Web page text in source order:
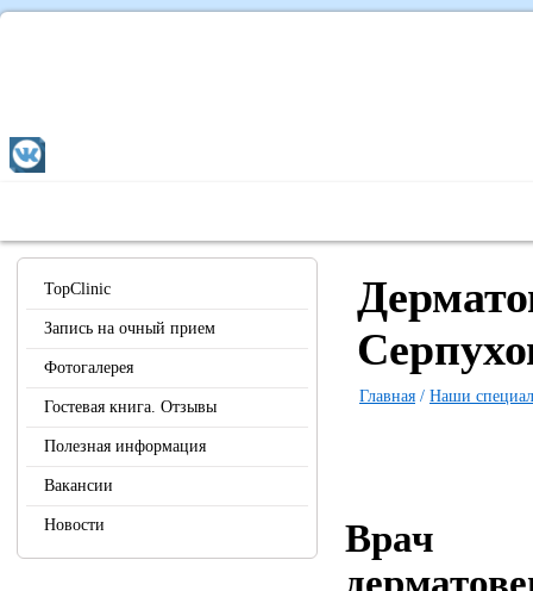
TopClinic
Запись на очный прием
Фотогалерея
Гостевая книга. Отзывы
Полезная информация
Вакансии
Новости
Главная / Наши
Врач